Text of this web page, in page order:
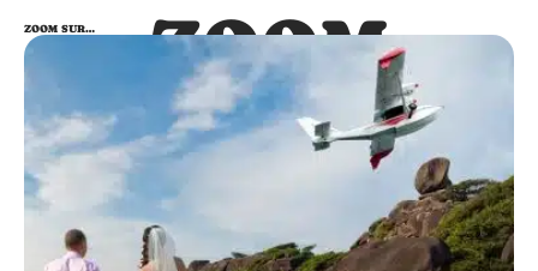
ZOOM
SUR…
ZOOM SUR…